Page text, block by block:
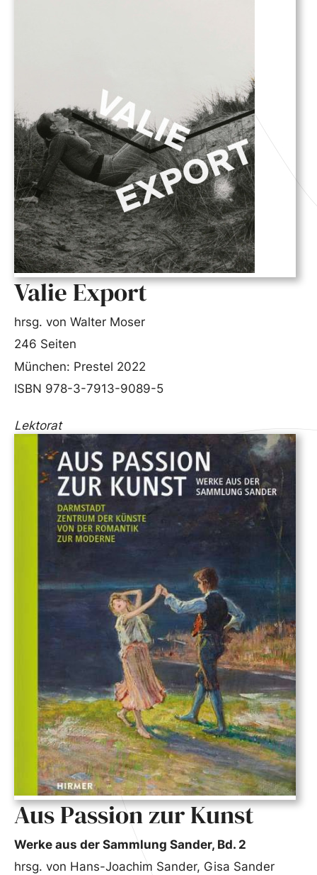
Valie Export
hrsg. von Walter Moser
246 Seiten
München: Prestel 2022
ISBN 978-3-7913-9089-5
Lektorat
Aus Passion zur Kunst
Werke aus der Sammlung Sander, Bd. 2
hrsg. von Hans-Joachim Sander, Gisa Sander